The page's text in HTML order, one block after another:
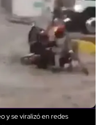
y se viralizó en redes